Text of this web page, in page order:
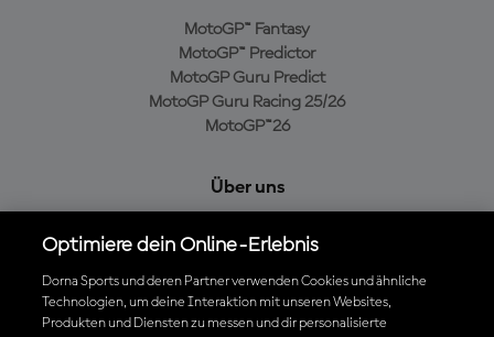
MotoGP™ Fantasy
MotoGP™ Predictor
MotoGP Guru Predict
MotoGP Guru Racing 25/26
MotoGP™26
Über uns
Cookie-Richtlinien
Geschäftsbedingungen
Datenschutzrichtlinien
Kaufrichtlinie
Optimiere dein Online-Erlebnis
Dorna Sports und deren Partner verwenden Cookies und ähnliche
Technologien, um deine Interaktion mit unseren Websites,
Produkten und Diensten zu messen und dir personalisierte